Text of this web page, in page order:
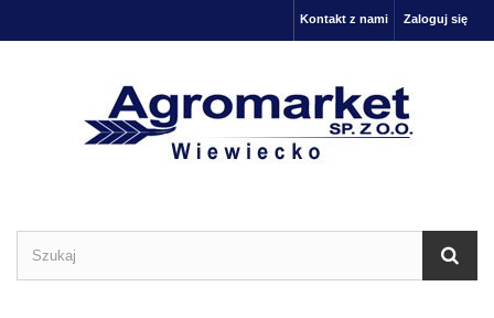
Zaloguj się
Kontakt z nami